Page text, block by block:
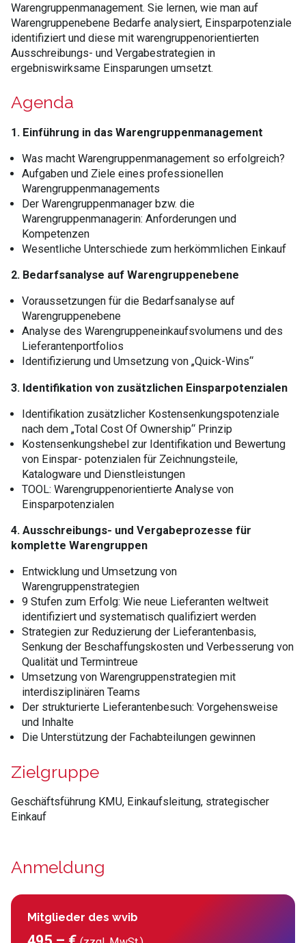
Warengruppenmanagement. Sie lernen, wie man auf
Warengruppenebene Bedarfe analysiert, Einsparpotenziale
identifiziert und diese mit warengruppenorientierten
Ausschreibungs- und Vergabestrategien in
ergebniswirksame Einsparungen umsetzt.
Agenda
1. Einführung in das Warengruppenmanagement
Was macht Warengruppenmanagement so erfolgreich?
Aufgaben und Ziele eines professionellen
Warengruppenmanagements
Der Warengruppenmanager bzw. die
Warengruppenmanagerin: Anforderungen und
Kompetenzen
Wesentliche Unterschiede zum herkömmlichen Einkauf
2. Bedarfsanalyse auf Warengruppenebene
Voraussetzungen für die Bedarfsanalyse auf
Warengruppenebene
Analyse des Warengruppeneinkaufsvolumens und des
Lieferantenportfolios
Identifizierung und Umsetzung von „Quick-Wins“
3. Identifikation von zusätzlichen Einsparpotenzialen
Identifikation zusätzlicher Kostensenkungspotenziale
nach dem „Total Cost Of Ownership“ Prinzip
Kostensenkungshebel zur Identifikation und Bewertung
von Einspar- potenzialen für Zeichnungsteile,
Katalogware und Dienstleistungen
TOOL: Warengruppenorientierte Analyse von
Einsparpotenzialen
4. Ausschreibungs- und Vergabeprozesse für
komplette Warengruppen
Entwicklung und Umsetzung von
Warengruppenstrategien
9 Stufen zum Erfolg: Wie neue Lieferanten weltweit
identifiziert und systematisch qualifiziert werden
Strategien zur Reduzierung der Lieferantenbasis,
Senkung der Beschaffungskosten und Verbesserung von
Qualität und Termintreue
Umsetzung von Warengruppenstrategien mit
interdisziplinären Teams
Der strukturierte Lieferantenbesuch: Vorgehensweise
und Inhalte
Die Unterstützung der Fachabteilungen gewinnen
Zielgruppe
Geschäftsführung KMU, Einkaufsleitung, strategischer
Einkauf
Anmeldung
Mitglieder des wvib